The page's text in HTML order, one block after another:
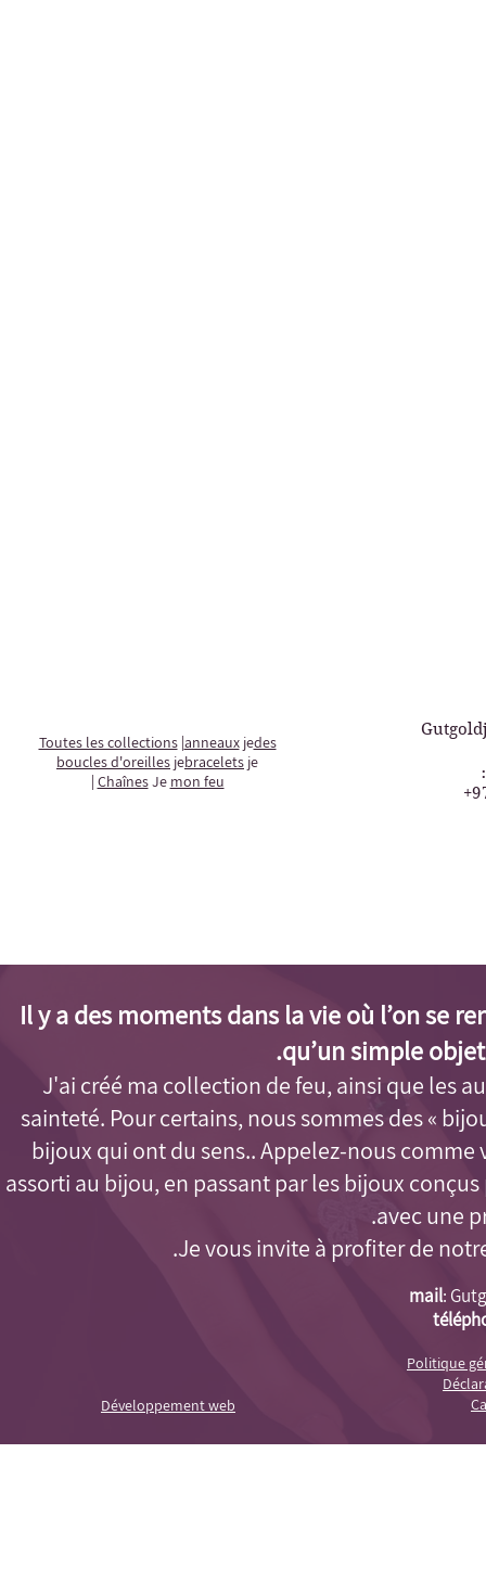
Toutes les collections|anneauxjedes
boucles d'oreilles jebracelets je
ChaînesJe mon feu
|
Il y a des moments dans la vie où l’on se
qu’un simple
J'ai créé ma collection de feu, ainsi que les
sainteté. Pour certains, nous sommes des «
bijoux qui ont du sens.. Appelez-nous
assorti au bijou, en passant par les bijoux
avec une
Je vous invite à profiter de
mail:
Développement web
Politique